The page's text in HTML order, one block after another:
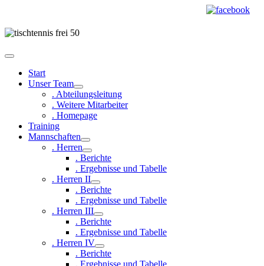
Start
Unser Team
. Abteilungsleitung
. Weitere Mitarbeiter
. Homepage
Training
Mannschaften
. Herren
. Berichte
. Ergebnisse und Tabelle
. Herren II
. Berichte
. Ergebnisse und Tabelle
. Herren III
. Berichte
. Ergebnisse und Tabelle
. Herren IV
. Berichte
. Ergebnisse und Tabelle